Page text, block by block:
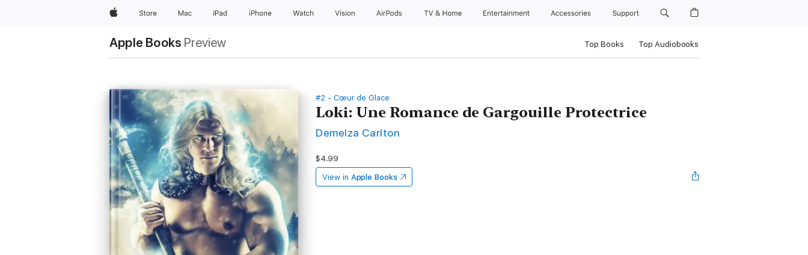
AppleStore Mac iPad iPhone Watch Vision AirPods TV & Home Entertainment Accessories Support
Apple Books Preview Top Books Top Audiobooks
#2 - Cœur de Glace
Loki: Une Romance de Gargouille Protectrice
Demelza Carlton
$4.99
View in Apple Books